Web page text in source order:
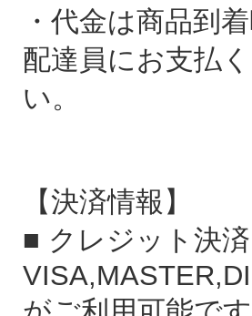
・代金は商品到
配達員にお支払
い。
【決済情報】
■ クレジット決済